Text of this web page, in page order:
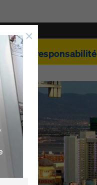
Éco-responsabilité